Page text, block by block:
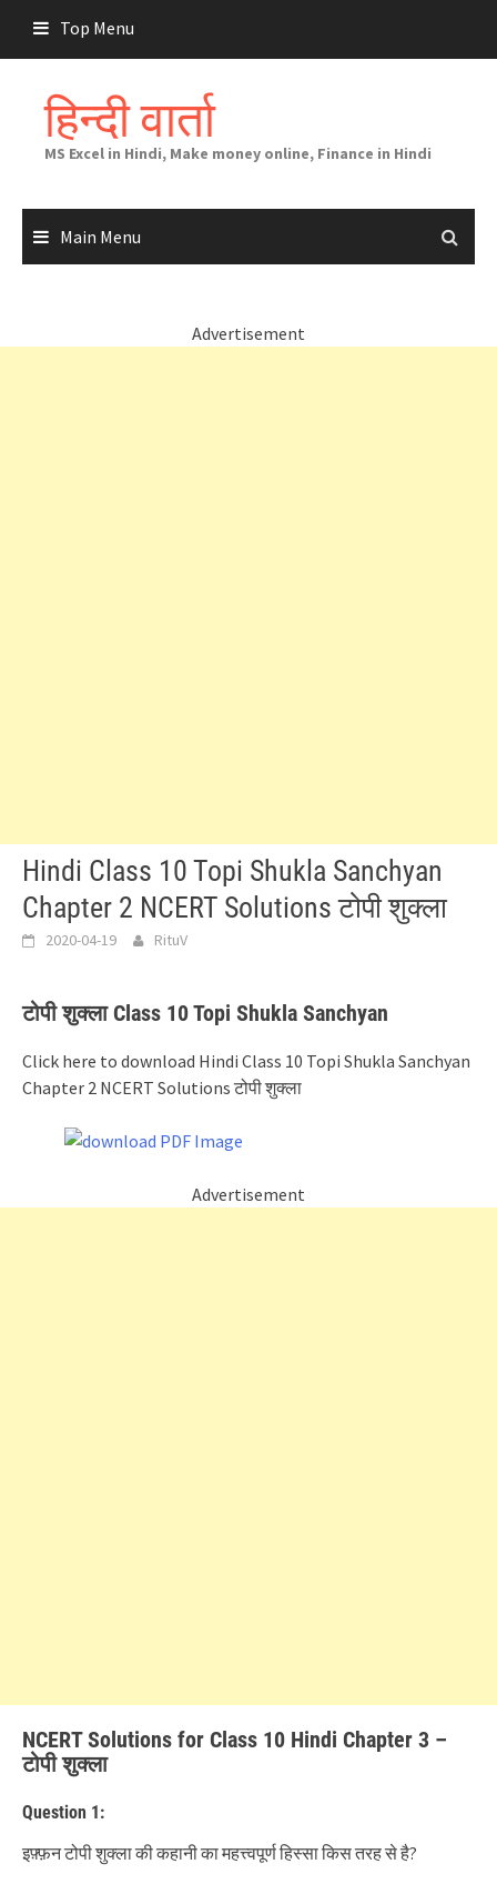
content
Top Menu
हिन्दी वार्ता
MS Excel in Hindi, Make money online, Finance in Hindi
Main Menu
Advertisement
Hindi Class 10 Topi Shukla Sanchyan
Chapter 2 NCERT Solutions टोपी शुक्ला
2020-04-19 RituV
टोपी शुक्ला Class 10 Topi Shukla Sanchyan
Click here to download Hindi Class 10 Topi Shukla Sanchyan
Chapter 2 NCERT Solutions टोपी शुक्ला
Advertisement
NCERT Solutions for Class 10 Hindi Chapter 3 –
टोपी शुक्ला
Question 1:
इफ़्फ़न टोपी शुक्ला की कहानी का महत्त्वपूर्ण हिस्सा किस तरह से है?